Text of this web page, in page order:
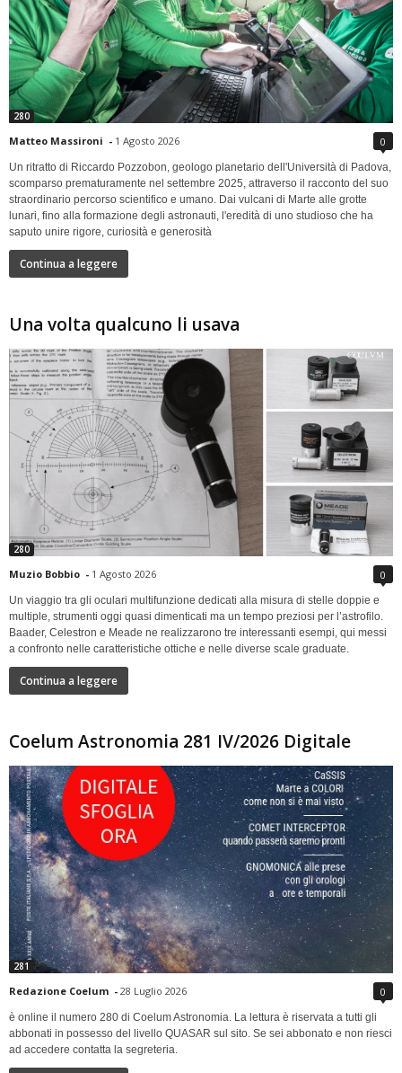
280
Matteo Massironi - 1 Agosto 2026 0
Un ritratto di Riccardo Pozzobon, geologo planetario dell'Università di Padova,
scomparso prematuramente nel settembre 2025, attraverso il racconto del suo
straordinario percorso scientifico e umano. Dai vulcani di Marte alle grotte
lunari, fino alla formazione degli astronauti, l'eredità di uno studioso che ha
saputo unire rigore, curiosità e generosità
Continua a leggere
Una volta qualcuno li usava
280
Muzio Bobbio - 1 Agosto 2026 0
Un viaggio tra gli oculari multifunzione dedicati alla misura di stelle doppie e
multiple, strumenti oggi quasi dimenticati ma un tempo preziosi per l’astrofilo.
Baader, Celestron e Meade ne realizzarono tre interessanti esempi, qui messi
a confronto nelle caratteristiche ottiche e nelle diverse scale graduate.
Continua a leggere
Coelum Astronomia 281 IV/2026 Digitale
281
Redazione Coelum - 28 Luglio 2026 0
è online il numero 280 di Coelum Astronomia. La lettura è riservata a tutti gli
abbonati in possesso del livello QUASAR sul sito. Se sei abbonato e non riesci
ad accedere contatta la segreteria.